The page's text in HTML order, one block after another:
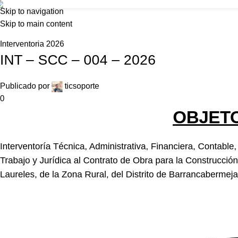
Skip to navigation
Skip to main content
Foncolombia
Interventoria 2026
INT – SCC – 004 – 2026
Publicado por
ticsoporte
0
Interventoría Técnica, Administrativa, Financiera,
Trabajo y Jurídica al Contrato de Obra para la
Laureles, de la Zona Rural, del Distrito de